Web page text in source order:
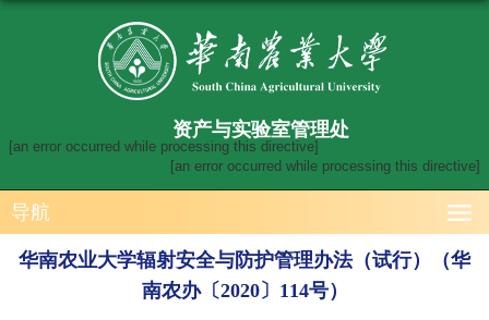
资产与实验室管理处
[an error occurred while processing this directive]
[an error occurred while processing this directive]
导航
华南农业大学辐射安全与防护管理办法（试行）（华
南农办〔2020〕114号）